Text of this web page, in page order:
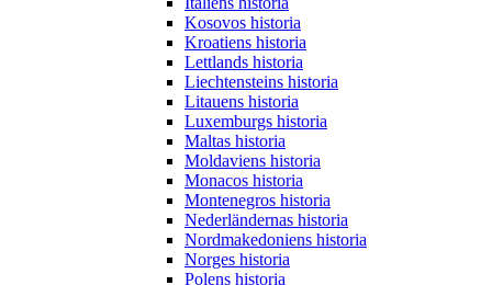
Kosovos historia
Kroatiens historia
Lettlands historia
Liechtensteins historia
Litauens historia
Luxemburgs historia
Maltas historia
Moldaviens historia
Monacos historia
Montenegros historia
Nederländernas historia
Nordmakedoniens historia
Norges historia
Polens historia